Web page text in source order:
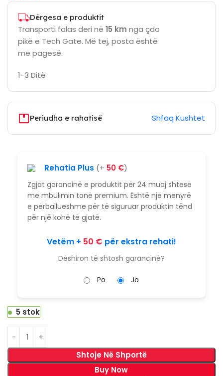
Dërgesa e produktit
Transporti falas deri në 15 km nga çdo
pikë e Tech Gate. Më tej, posta është
me pagesë.
1-3 Ditë
Periudha e rahatisë Shfaq Kushtet
Rehatia Plus (+ 50 €)
Zgjat garancinë e produktit për 24 muaj shtesë
me mbulimin tonë premium. Është një mënyrë
e përballueshme për të siguruar produktin tënd
për një kohë të gjatë.
Vetëm + 50 € për ekstra rehati!
Dëshiron të shtosh garancinë?
Po Jo
5 stok
Shtoje Në Shportë
Buy Now